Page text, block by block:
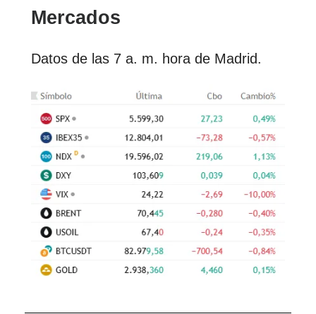
Mercados
Datos de las 7 a. m. hora de Madrid.